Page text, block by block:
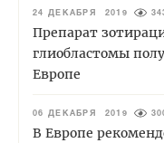
24 ДЕКАБРЯ 2019
Препарат
глиобластомы
Европе
06 ДЕКАБРЯ 2019
В Европе